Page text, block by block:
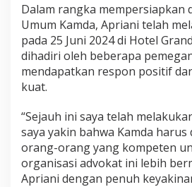
Dalam rangka mempersiapkan
Umum Kamda, Apriani telah
pada 25 Juni 2024 di Hotel
dihadiri oleh beberapa
mendapatkan respon positif
kuat.
“Sejauh ini saya telah
saya yakin bahwa Kamda
orang-orang yang kompeten
organisasi advokat ini lebih
Apriani dengan penuh